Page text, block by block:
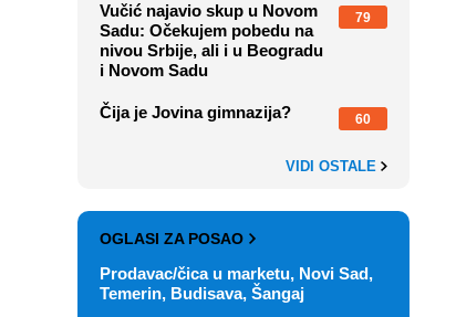
Vučić najavio skup u Novom
Sadu: Očekujem pobedu na
nivou Srbije, ali i u Beogradu
i Novom Sadu
79
Čija je Jovina gimnazija? 60
VIDI OSTALE
OGLASI ZA POSAO
Prodavac/čica u marketu, Novi Sad,
Temerin, Budisava, Šangaj